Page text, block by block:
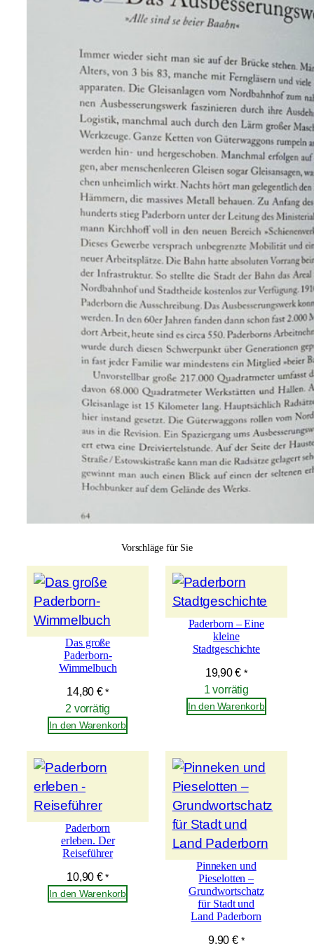
Vorschläge für Sie
Das große
Paderborn-
Wimmelbuch
14,80 € *
2 vorrätig
In den Warenkorb
Paderborn – Eine
kleine
Stadtgeschichte
19,90€ *
1 vorrätig
In den Warenkorb
Paderborn
erleben. Der
Reiseführer
10,90 € *
In den Warenkorb
Pinneken und
Pieselotten –
Grundwortschatz
für Stadt und
Land Paderborn
9,90€ *